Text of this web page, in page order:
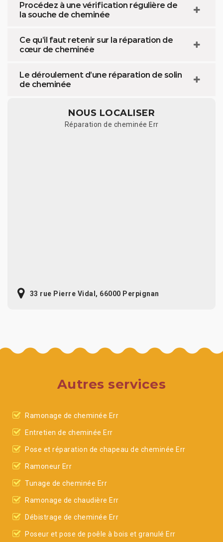
Procédez à une vérification régulière de
la souche de cheminée
Ce qu’il faut retenir sur la réparation de
cœur de cheminée
Le déroulement d’une réparation de solin
de cheminée
NOUS LOCALISER
Réparation de cheminée Err
33 rue Pierre Vidal, 66000 Perpignan
Autres services
Ramonage de cheminée Err
Entretien de cheminée Err
Pose et réparation de chapeau de cheminée Err
Ramoneur Err
Tunage de cheminée Err
Ramonage de chaudière Err
Débistrage de cheminée Err
Poseur et pose de poêle à bois et granulé Err